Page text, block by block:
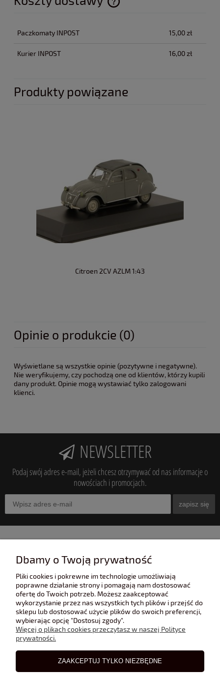
Cena nie zawiera ewentualnych kosztów płatności
Paczkomaty INPOST 15,00 zł
Kurier INPOST 16,00 zł
Produkty powiązane
Citroen 2CV AZLM 1:43
Opinie o produkcie (0)
Wyświetlane są wszystkie opinie (pozytywne i negatywne).
Nie weryfikujemy, czy pochodzą one od klientów, którzy kupili
dany produkt. Opinie mogą wystawiać tylko zalogowani
klienci.
NEWSLETTER
Podaj swój adres e-mail, jeżeli chcesz otrzymywać od nas informacje o
nowościach i promocjach.
zapisz się
POMOC
POLECANE STRONY
BLOG
Dbamy o Twoją prywatność
Pliki cookies i pokrewne im technologie umożliwiają
poprawne działanie strony i pomagają nam dostosować
ofertę do Twoich potrzeb. Możesz zaakceptować
wykorzystanie przez nas wszystkich tych plików i przejść do
sklepu lub dostosować użycie plików do swoich preferencji,
wybierając opcję "Dostosuj zgody".
Więcej o plikach cookies przeczytasz w naszej Polityce
prywatności.
ZAAKCEPTUJ TYLKO NIEZBĘDNE